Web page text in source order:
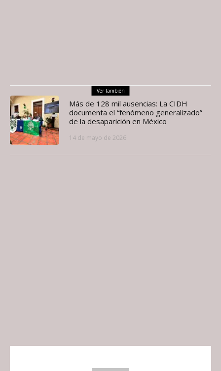
Ver también
Más de 128 mil ausencias: La CIDH
documenta el “fenómeno generalizado”
de la desaparición en México
14 de mayo de 2026